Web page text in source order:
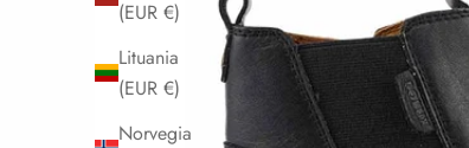
(EUR €)
Lituania
(EUR €)
Norvegia